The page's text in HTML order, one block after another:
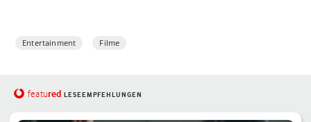
Entertainment Filme
featured LESEEMPFEHLUNGEN